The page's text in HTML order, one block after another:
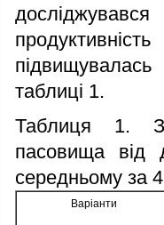
таблиці 1.
Таблиця 1.
пасовища
середньому за
Варіанти